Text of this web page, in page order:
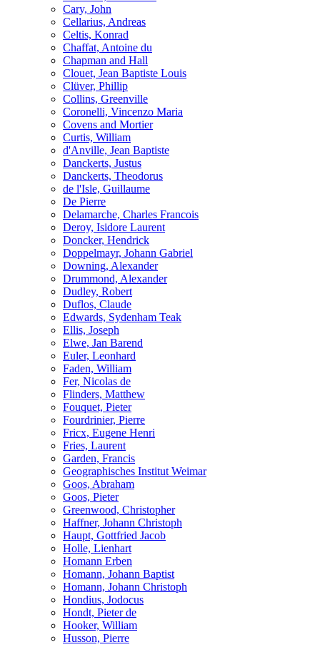
Cary, John
Cellarius, Andreas
Celtis, Konrad
Chaffat, Antoine du
Chapman and Hall
Clouet, Jean Baptiste Louis
Clüver, Phillip
Collins, Greenville
Coronelli, Vincenzo Maria
Covens and Mortier
Curtis, William
d'Anville, Jean Baptiste
Danckerts, Justus
Danckerts, Theodorus
de l'Isle, Guillaume
De Pierre
Delamarche, Charles Francois
Deroy, Isidore Laurent
Doncker, Hendrick
Doppelmayr, Johann Gabriel
Downing, Alexander
Drummond, Alexander
Dudley, Robert
Duflos, Claude
Edwards, Sydenham Teak
Ellis, Joseph
Elwe, Jan Barend
Euler, Leonhard
Faden, William
Fer, Nicolas de
Flinders, Matthew
Fouquet, Pieter
Fourdrinier, Pierre
Fricx, Eugene Henri
Fries, Laurent
Garden, Francis
Geographisches Institut Weimar
Goos, Abraham
Goos, Pieter
Greenwood, Christopher
Haffner, Johann Christoph
Haupt, Gottfried Jacob
Holle, Lienhart
Homann Erben
Homann, Johann Baptist
Homann, Johann Christoph
Hondius, Jodocus
Hondt, Pieter de
Hooker, William
Husson, Pierre